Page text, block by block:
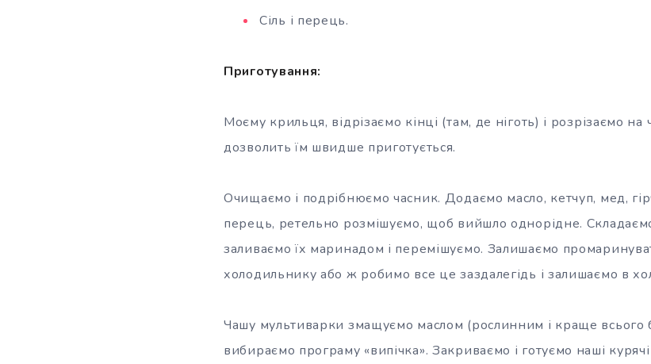
Сіль і перець.
Приготування:
Моєму крильця, відрізаємо кінці (там, де ніготь) і розрізаємо
дозволить їм швидше приготується.
Очищаємо і подрібнюємо часник. Додаємо масло, кетчуп, мед,
перець, ретельно розмішуємо, щоб вийшло однорідне.
заливаємо їх маринадом і перемішуємо. Залишаємо
холодильнику або ж робимо все це заздалегідь і залишаємо в
Чашу мультиварки змащуємо маслом (рослинним і краще всього
вибираємо програму «випічка». Закриваємо і готуємо наші